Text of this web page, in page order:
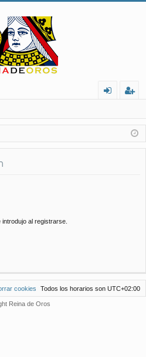
nt
ifi
ist
ra
al registrarse.
Todos los horarios son UTC+02:00
cookies
Reina de Oros